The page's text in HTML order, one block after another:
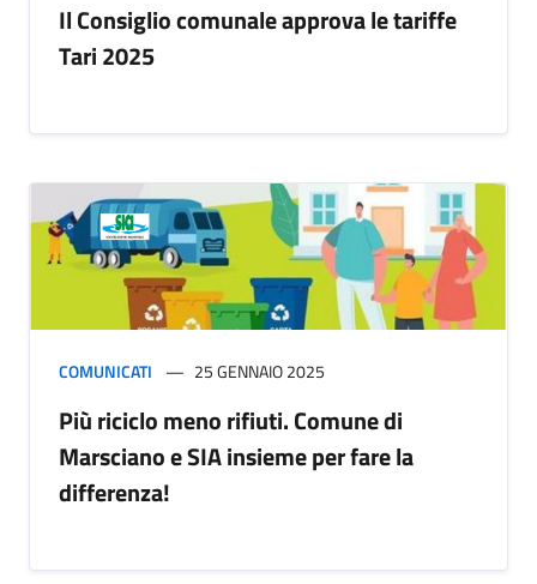
Il Consiglio comunale approva le tariffe
Tari 2025
COMUNICATI 25 GENNAIO 2025
Più riciclo meno rifiuti. Comune di
Marsciano e SIA insieme per fare la
differenza!